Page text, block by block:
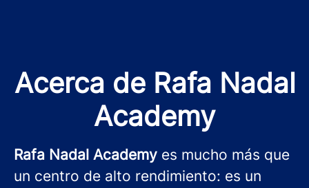
Acerca de Rafa Nadal
Academy
Rafa Nadal Academy es mucho más que
un centro de alto rendimiento: es un